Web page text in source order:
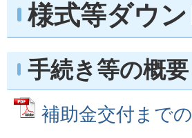
様式等ダウ
手続き等の概要
補助金交付まで